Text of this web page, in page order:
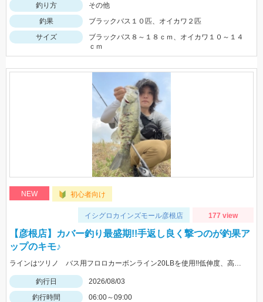
釣り方
その他
釣果
ブラックバス１０匹、オイカワ２匹
サイズ
ブラックバス８～１８ｃｍ、オイカワ１０～１４
ｃｍ
NEW 初心者向け
イシグロカインズモール彦根店 177 view
【彦根店】カバー釣り最盛期!!手返し良く撃つのが釣果ア
ップのキモ♪
ラインはツリノ バス用フロロカーボンライン20LBを使用!!低伸度、高強度でカバーの釣りはこれで決まり♪
釣行日
2026/08/03
釣行時間
06:00～09:00